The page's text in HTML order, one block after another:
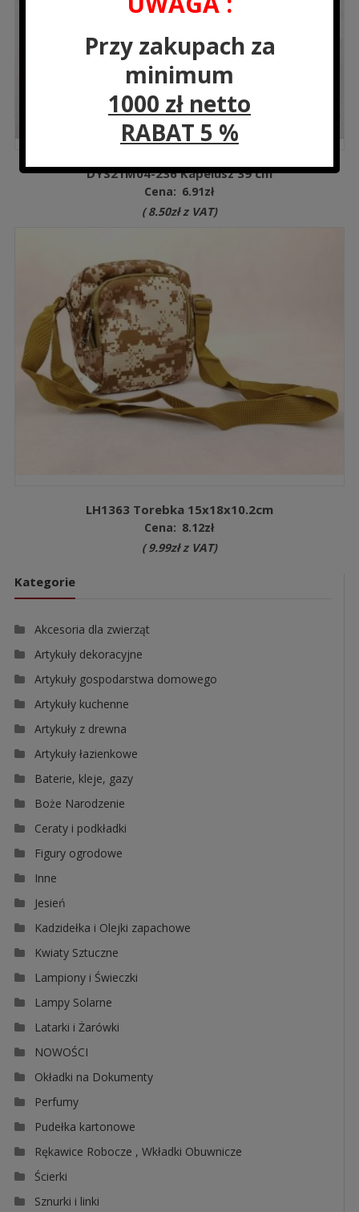
DYS21M04-236 Kapelusz 39 cm
Cena: 6.91zł
( 8.50złz VAT)
LH1363 Torebka 15x18x10.2cm
Cena: 8.12zł
( 9.99złz VAT)
Kategorie
Akcesoria dla zwierząt
Artykuły dekoracyjne
Artykuły gospodarstwa domowego
Artykuły kuchenne
Artykuły z drewna
Artykuły łazienkowe
Baterie, kleje, gazy
Boże Narodzenie
Ceraty i podkładki
Figury ogrodowe
Inne
Jesień
Kadzidełka i Olejki zapachowe
Kwiaty Sztuczne
Lampiony i Świeczki
Lampy Solarne
Latarki i Żarówki
NOWOŚCI
Okładki na Dokumenty
Perfumy
Pudełka kartonowe
Rękawice Robocze , Wkładki Obuwnicze
Ścierki
Sznurki i linki
Przy zakupach za
minimum
1000 zł netto
RABAT 5 %